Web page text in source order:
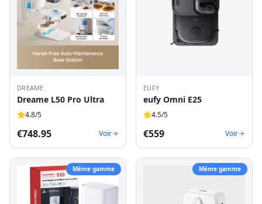
DREAME
Dreame L50 Pro Ultra
4.8/5
€748.95 Voir
EUFY
eufy Omni E25
4.5/5
€559 Voir
Même gamme Même gamme